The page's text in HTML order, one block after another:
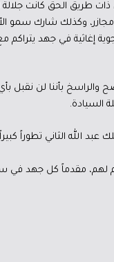
طريق الحق كانت جلالة
وكذلك شارك سمو
إغاثية في جهد
والراسخ بأننا لن نقبل
السيادة.
عبد الله الثاني تطوراً
لهم، مقدماً كل جهد في